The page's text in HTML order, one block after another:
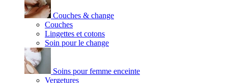
Couches & change
Couches
Lingettes et cotons
Soin pour le change
Soins pour femme enceinte
Vergetures